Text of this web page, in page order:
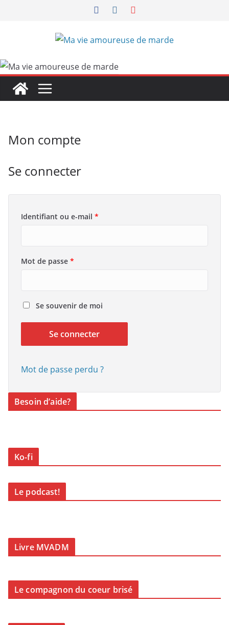
Mon compte
Se connecter
Identifiant ou e-mail *
b
t
o
r
e
Mot de passe *
b
g
a
t
r
Se souvenir de moi
Se connecter
Mot de passe perdu ?
Besoin d’aide?
Ko-fi
Le podcast!
Livre MVADM
Le compagnon du coeur brisé